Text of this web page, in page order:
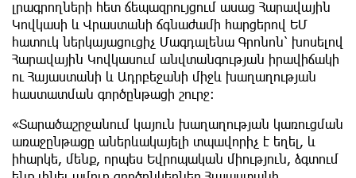
լրագրողների հետ ճեպազրույցում ասաց Հարավային
Կովկասի և Վրաստանի ճգնաժամի հարցերով ԵՄ
հատուկ ներկայացուցիչ Մագդալենա Գրոնոն՝ խոսելով
Հարավային Կովկասում անվտանգության իրավիճակի
ու Հայաստանի և Ադրբեջանի միջև խաղաղության
հաստատման գործընթացի շուրջ։
«Տարածաշրջանում կայուն խաղաղության կառուցման
առաջընթացը աներևակայելի տպավորիչ է եղել, և
իհարկե, մենք, որպես Եվրոպական միություն, ձգտում